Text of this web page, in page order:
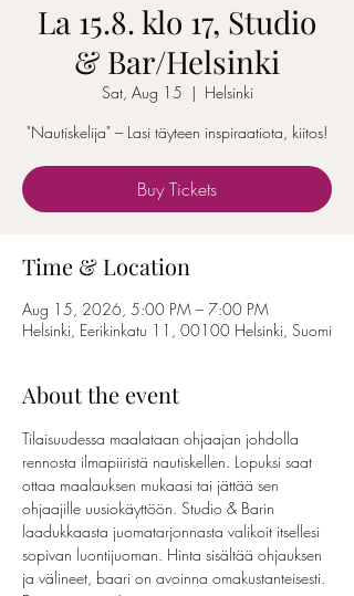
La 15.8. klo 17, Studio
& Bar/Helsinki
Sat, Aug 15
  |
Helsinki
"Nautiskelija" – Lasi täyteen inspiraatiota, kiitos!
Buy Tickets
Time & Location
Aug 15, 2026, 5:00 PM – 7:00 PM
Helsinki, Eerikinkatu 11, 00100 Helsinki, Suomi
About the event
Tilaisuudessa maalataan ohjaajan johdolla
rennosta ilmapiiristä nautiskellen. Lopuksi saat
ottaa maalauksen mukaasi tai jättää sen
ohjaajille uusiokäyttöön. Studio & Barin
laadukkaasta juomatarjonnasta valikoit itsellesi
sopivan luontijuoman. Hinta sisältää ohjauksen
ja välineet, baari on avoinna omakustanteisesti.